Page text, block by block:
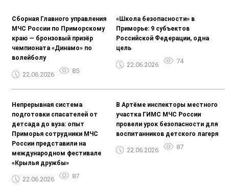
Сборная Главного управления
МЧС России по Приморскому
краю — бронзовый призёр
чемпионата «Динамо» по
волейболу
22.06.2026 85
«Школа безопасности» в
Приморье: 9 субъектов
Российской Федерации, одна
цель
22.06.2026 74
Непрерывная система
подготовки спасателей от
детсада до вуза: опыт
Приморья сотрудники МЧС
России представили на
международном фестивале
«Крылья дружбы»
22.06.2026 87
В Артёме инспекторы местного
участка ГИМС МЧС России
провели урок безопасности для
воспитанников детского лагеря
22.06.2026 87